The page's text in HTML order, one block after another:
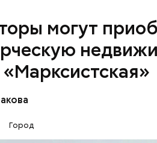
могут
Город
дома;
до 1960 года;
включение в программу